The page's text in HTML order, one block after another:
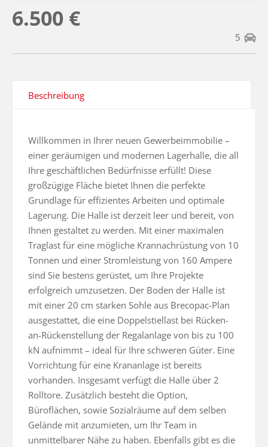
6.500 €
5
Beschreibung
Willkommen in Ihrer neuen Gewerbeimmobilie –
einer geräumigen und modernen Lagerhalle, die all
Ihre geschäftlichen Bedürfnisse erfüllt! Diese
großzügige Fläche bietet Ihnen die perfekte
Grundlage für effizientes Arbeiten und optimale
Lagerung. Die Halle ist derzeit leer und bereit, von
Ihnen gestaltet zu werden. Mit einer maximalen
Traglast für eine mögliche Krannachrüstung von 10
Tonnen und einer Stromleistung von 160 Ampere
sind Sie bestens gerüstet, um Ihre Projekte
erfolgreich umzusetzen. Der Boden der Halle ist
mit einer 20 cm starken Sohle aus Brecopac-Plan
ausgestattet, die eine Doppelstiellast bei Rücken-
an-Rückenstellung der Regalanlage von bis zu 100
kN aufnimmt – ideal für Ihre schweren Güter. Eine
Vorrichtung für eine Krananlage ist bereits
vorhanden. Insgesamt verfügt die Halle über 2
Rolltore. Zusätzlich besteht die Option,
Büroflächen, sowie Sozialräume auf dem selben
Gelände mit anzumieten, um Ihr Team in
unmittelbarer Nähe zu haben. Ebenfalls gibt es die